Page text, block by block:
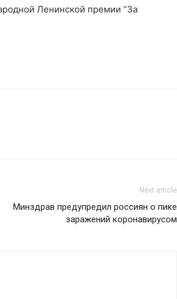
Ленинской премии “За
Next article
Минздрав предупредил россиян о пике
заражений коронавирусом